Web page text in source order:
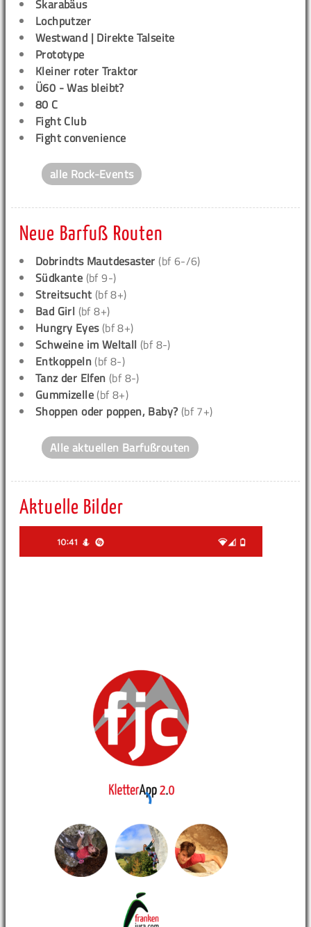
Skarabäus
Lochputzer
Westwand | Direkte Talseite
Prototype
Kleiner roter Traktor
Ü60 - Was bleibt?
80 C
Fight Club
Fight convenience
alle Rock-Events
Neue Barfuß Routen
Dobrindts Mautdesaster (bf 6-/6)
Südkante (bf 9-)
Streitsucht (bf 8+)
Bad Girl (bf 8+)
Hungry Eyes(bf 8+)
Schweine im Weltall (bf 8-)
Entkoppeln (bf 8-)
Tanz der Elfen (bf 8-)
Gummizelle (bf 8+)
Shoppen oder poppen, Baby? (bf 7+)
Alle aktuellen Barfußrouten
Aktuelle Bilder